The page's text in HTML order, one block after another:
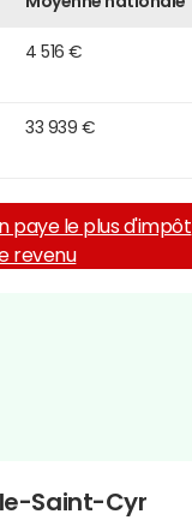
4 516 €
33 939 €
paye le plus d'impôt
revenu
Saint-Cyr